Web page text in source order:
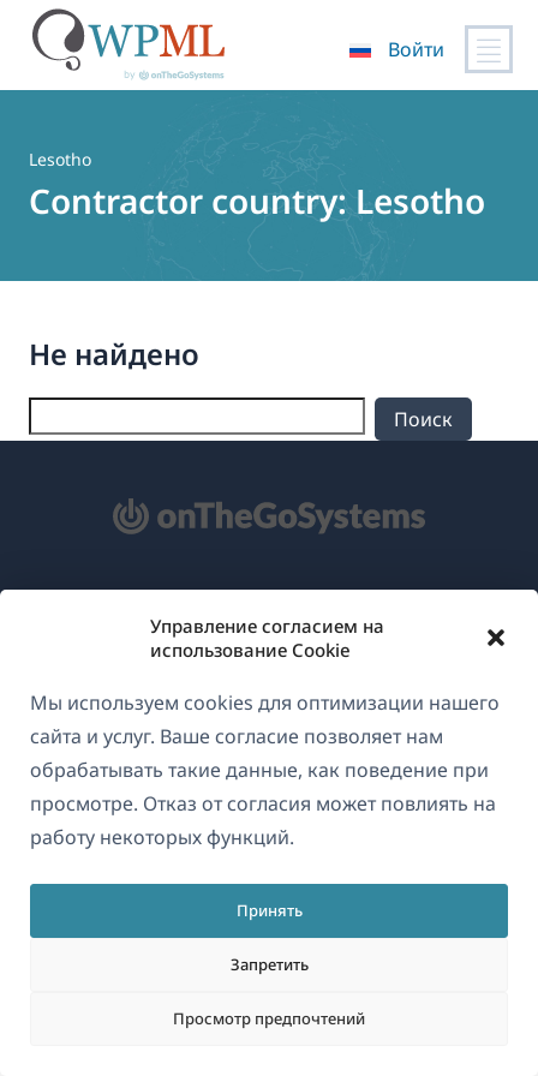
Управление согласием на
использование Cookie
Мы используем cookies для оптимизации нашего
сайта и услуг. Ваше согласие позволяет нам
обрабатывать такие данные, как поведение при
просмотре. Отказ от согласия может повлиять на
работу некоторых функций.
Принять
Запретить
Просмотр предпочтений
содержимому
Войти
Lesotho
Contractor country:Lesotho
Не найдено
© 2026OnTheGoSystems Limited
Русский
GDPR и политика конфиденциальности
окне)
(открывается
в
новом
окне)
(открывается
в
новом
окне)
(открывается
в
новом